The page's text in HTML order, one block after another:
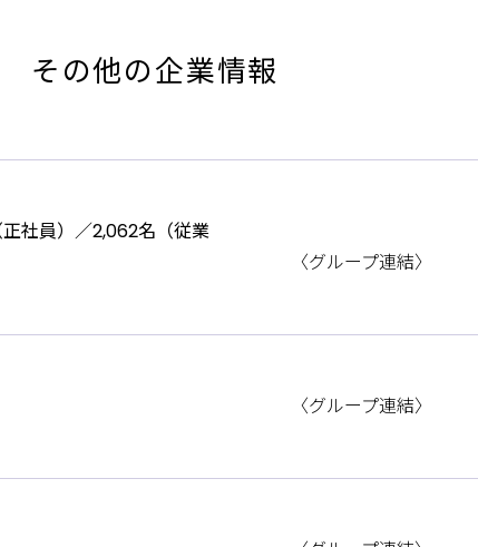
その他の企業情報
社員）／2,062名（従業
〈グループ連結〉
〈グループ連結〉